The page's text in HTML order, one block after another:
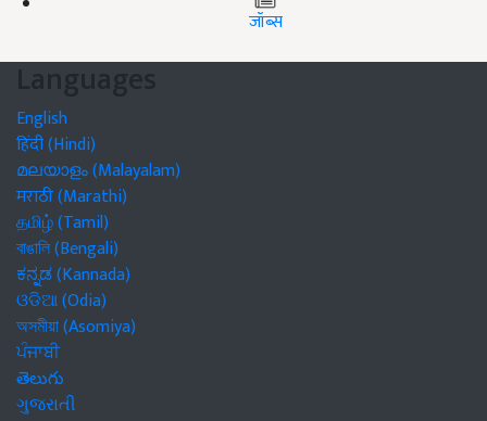
जॉब्स
Languages
English
हिंदी (Hindi)
മലയാളം (Malayalam)
मराठी (Marathi)
தமிழ் (Tamil)
বাঙালি (Bengali)
ಕನ್ನಡ (Kannada)
ଓଡିଆ (Odia)
অসমীয়া (Asomiya)
ਪੰਜਾਬੀ
తెలుగు
ગુજરાતી